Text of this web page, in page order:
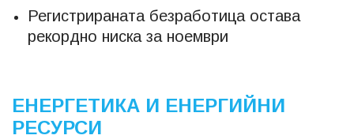
Регистрираната безработица остава
рекордно ниска за ноември
ЕНЕРГЕТИКА И ЕНЕРГИЙНИ
РЕСУРСИ